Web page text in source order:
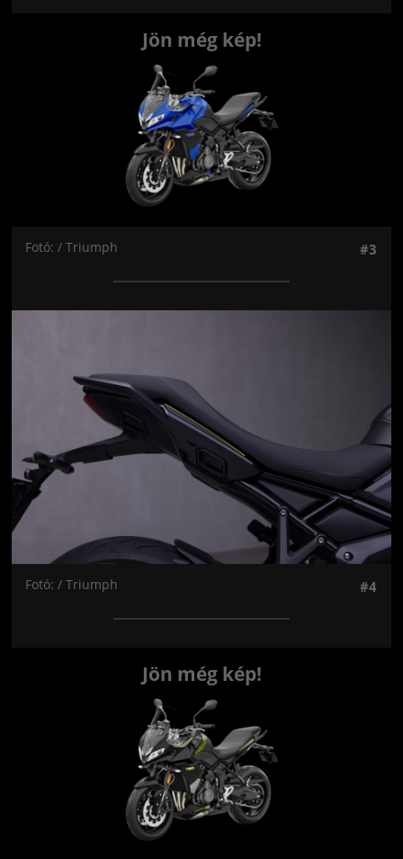
Jön még kép!
Fotó: / Triumph #3
Fotó: / Triumph #4
Jön még kép!